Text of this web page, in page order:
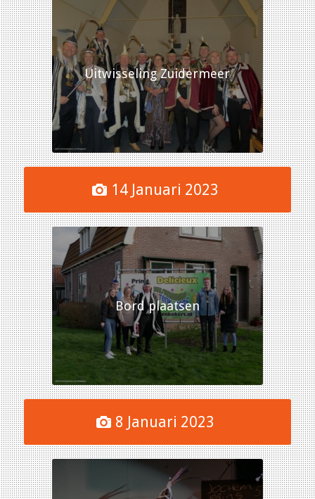
Uitwisseling Zuidermeer
14 Januari 2023
Bord plaatsen
8 Januari 2023